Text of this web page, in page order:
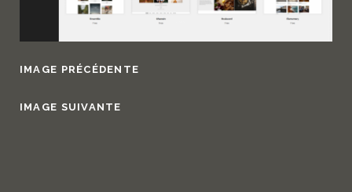
IMAGE PRÉCÉDENTE
IMAGE SUIVANTE